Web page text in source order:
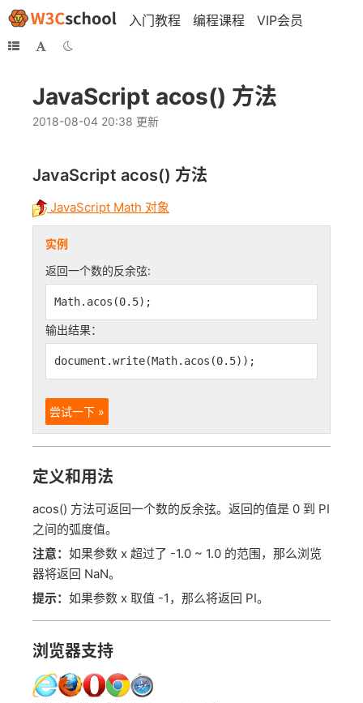
入门教程 编程课程 VIP会员
JavaScript acos() 方法
2018-08-04 20:38 更新
JavaScript acos() 方法
JavaScript Math 对象
实例
返回一个数的反余弦:
Math.acos(0.5);
输出结果：
document.write(Math.acos(0.5));
尝试一下 »
定义和用法
acos() 方法可返回一个数的反余弦。返回的值是 0 到 PI
之间的弧度值。
注意： 如果参数 x 超过了 -1.0 ~ 1.0 的范围，那么浏览
器将返回 NaN。
提示： 如果参数 x 取值 -1，那么将返回 PI。
浏览器支持